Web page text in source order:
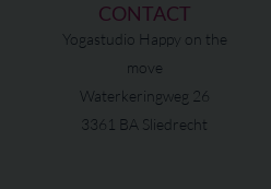
CONTACT
Yogastudio Happy on the
move
Waterkeringweg 26
3361 BA Sliedrecht